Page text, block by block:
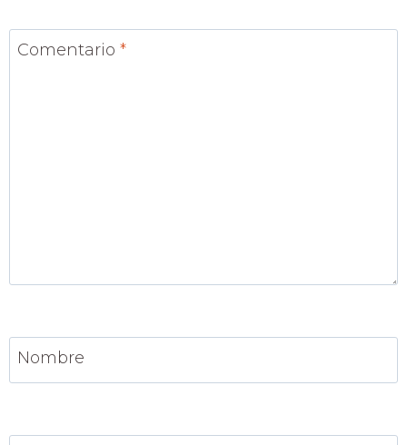
Comentario *
Nombre